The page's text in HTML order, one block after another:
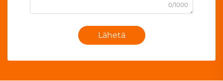
0/1000
Lähetä